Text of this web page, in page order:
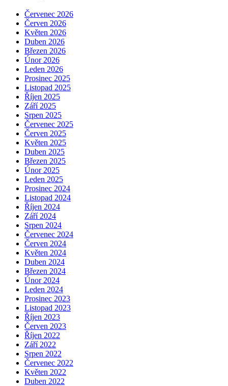
Červenec 2026
Červen 2026
Květen 2026
Duben 2026
Březen 2026
Únor 2026
Leden 2026
Prosinec 2025
Listopad 2025
Říjen 2025
Září 2025
Srpen 2025
Červenec 2025
Červen 2025
Květen 2025
Duben 2025
Březen 2025
Únor 2025
Leden 2025
Prosinec 2024
Listopad 2024
Říjen 2024
Září 2024
Srpen 2024
Červenec 2024
Červen 2024
Květen 2024
Duben 2024
Březen 2024
Únor 2024
Leden 2024
Prosinec 2023
Listopad 2023
Říjen 2023
Červen 2023
Říjen 2022
Září 2022
Srpen 2022
Červenec 2022
Květen 2022
Duben 2022